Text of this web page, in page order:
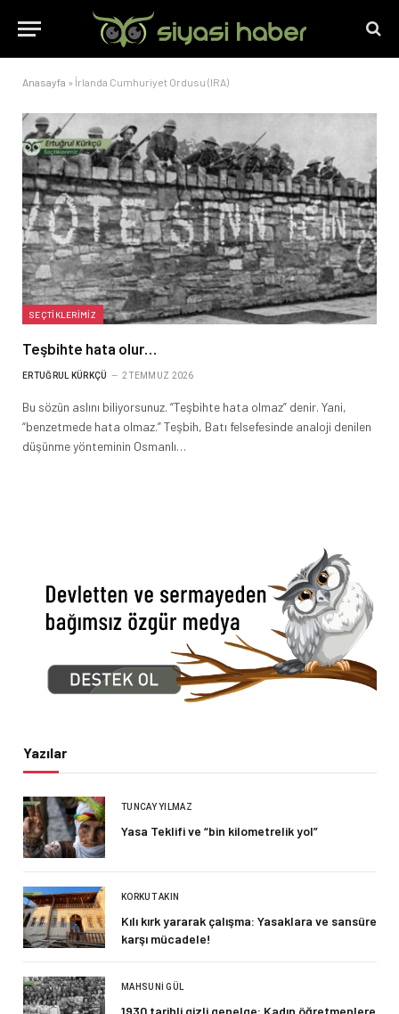
Anasayfa » İrlanda Cumhuriyet Ordusu (IRA)
SEÇTIKLERIMIZ
Teşbihte hata olur…
ERTUĞRUL KÜRKÇÜ 2 TEMMUZ 2026
Bu sözün aslını biliyorsunuz. “Teşbihte hata olmaz” denir. Yani,
“benzetmede hata olmaz.” Teşbih, Batı felsefesinde analoji denilen
düşünme yönteminin Osmanlı…
Yazılar
TUNCAY YILMAZ
Yasa Teklifi ve “bin kilometrelik yol”
KORKUT AKIN
Kılı kırk yararak çalışma: Yasaklara ve sansüre
karşı mücadele!
MAHSUNI GÜL
1930 tarihli gizli genelge: Kadın öğretmenlere